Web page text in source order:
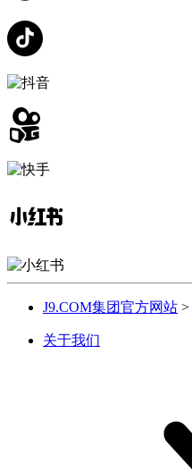
J9.COM集团官方网站 >
关于我们